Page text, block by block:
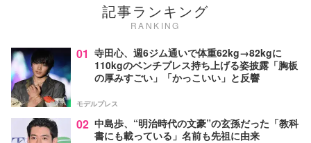
記事ランキング
RANKING
01 寺田心、週6ジム通いで体重62kg→82kgに
110kgのベンチプレス持ち上げる姿披露「胸板
の厚みすごい」「かっこいい」と反響
モデルプレス
02 中島歩、“明治時代の文豪”の玄孫だった「教科
書にも載っている」名前も先祖に由来